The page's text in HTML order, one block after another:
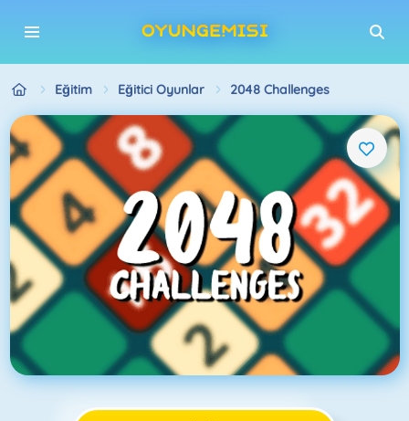
Eğitim Eğitici Oyunlar 2048 Challenges